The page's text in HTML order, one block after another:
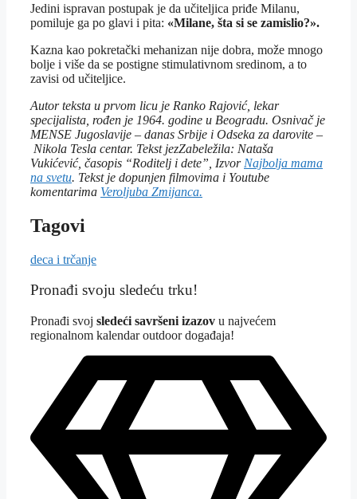
Jedini ispravan postupak je da učiteljica priđe Milanu,
pomiluje ga po glavi i pita: «Milane, šta si se zamislio?».
Kazna kao pokretački mehanizan nije dobra, može mnogo
bolje i više da se postigne stimulativnom sredinom, a to
zavisi od učiteljice.
Autor teksta u prvom licu je Ranko Rajović, lekar
specijalista, rođen je 1964. godine u Beogradu. Osnivač je
MENSE Jugoslavije – danas Srbije i Odseka za darovite –
Nikola Tesla centar. Tekst jezZabeležila: Nataša
Vukićević, časopis “Roditelj i dete”, Izvor Najbolja mama
na svetu. Tekst je dopunjen filmovima i Youtube
komentarima Veroljuba Zmijanca.
Tagovi
deca i trčanje
Pronađi svoju sledeću trku!
Pronađi svoj sledeći savršeni izazov u najvećem
regionalnom kalendar outdoor događaja!